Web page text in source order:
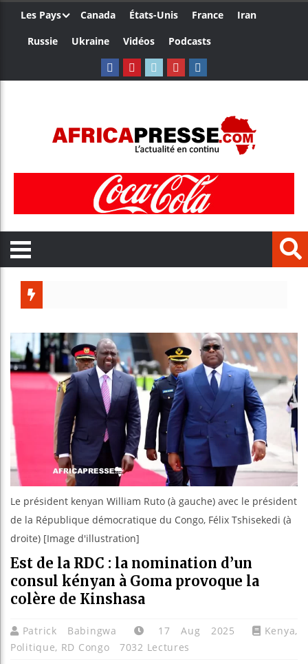
Les Pays Canada États-Unis France
Iran
Russie
Ukraine Vidéos Podcasts
Bénin :
Aliko
Le président kenyan William Ruto (à gauche) avec le président
de la République démocratique du Congo, Félix Tshisekedi (à
droite) [Image d'illustration]
Est de la RDC : la nomination d’un
consul kényan à Goma provoque la
colère de Kinshasa
Patrick Babingwa 17 Aug 2025 Kenya,
Politique, RD Congo 7032 Lectures